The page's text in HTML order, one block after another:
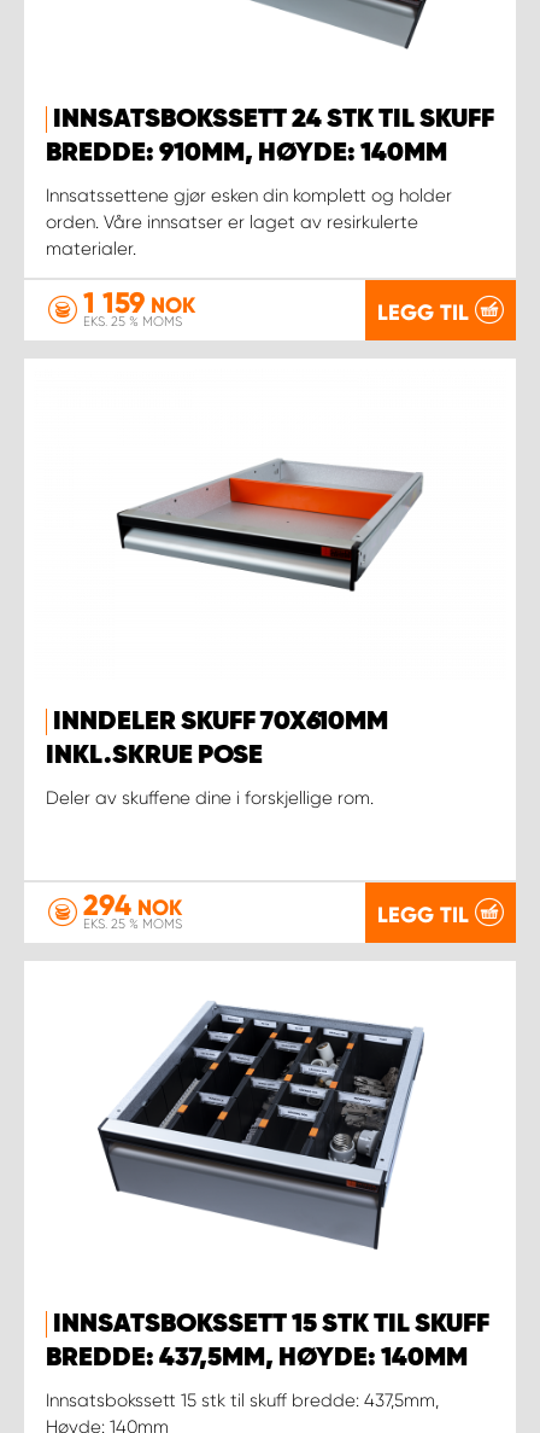
INNSATSBOKSSETT 24 STK TIL SKUFF
BREDDE: 910MM, HØYDE: 140MM
Innsatssettene gjør esken din komplett og holder
orden. Våre innsatser er laget av resirkulerte
materialer.
1 159 NOK
EKS. 25 % MOMS LEGG TIL
INNDELER SKUFF 70X610MM
INKL.SKRUE POSE
Deler av skuffene dine i forskjellige rom.
294 NOK
EKS. 25 % MOMS LEGG TIL
INNSATSBOKSSETT 15 STK TIL SKUFF
BREDDE: 437,5MM, HØYDE: 140MM
Innsatsbokssett 15 stk til skuff bredde: 437,5mm,
Høyde: 140mm